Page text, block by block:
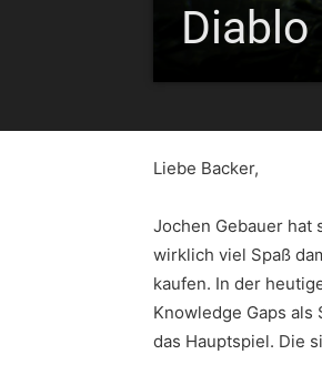
Liebe Backer,
Jochen Gebauer hat
wirklich viel Spaß
kaufen. In der
Knowledge Gaps
das Hauptspiel. Die